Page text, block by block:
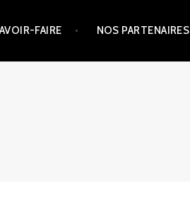
FAIRE NOS PARTENAIRES